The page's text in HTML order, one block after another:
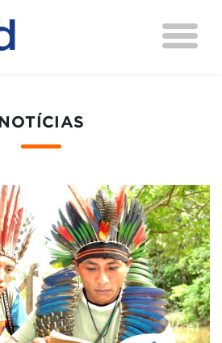
NOTÍCIAS